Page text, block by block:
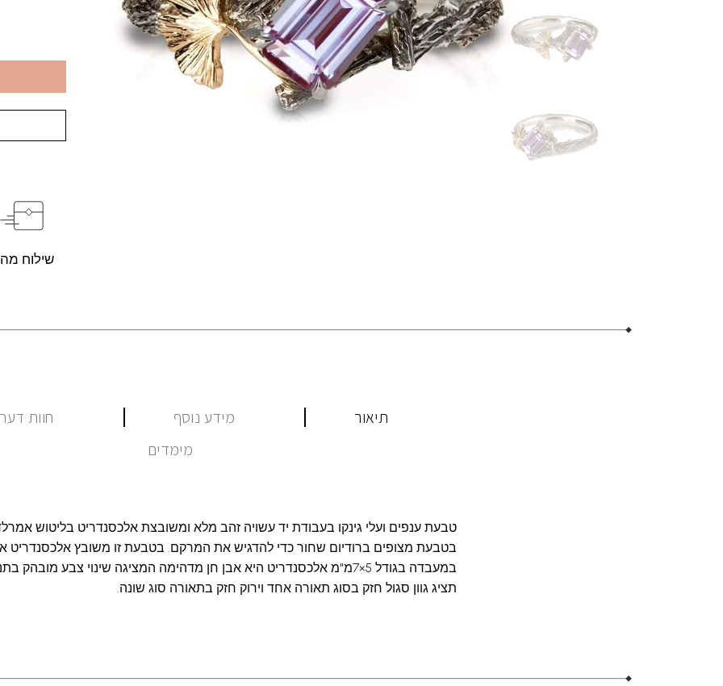
שילוח
תיאור מידע נוסף
חוות דעת
מימדים
טבעת ענפים ועלי גינקו בעבודת יד עשויה זהב מלא ומשובצת אלכסנדריט בליטוש
בטבעת מצופים ברודיום שחור כדי להדגיש את המרקם. בטבעת זו משובץ אלכסנדריט
במעבדה בגודל 5×7מ"מ אלכסנדריט היא אבן חן מדהימה המציגה שינוי צבע מובהק
תציג גוון סגול חזק בסוג תאורה אחד וירוק חזק בתאורה סוג שונה.